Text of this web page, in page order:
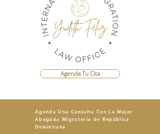
Agenda Tu Cita
Agenda Una Consulta Con La Mejor
Abogada Migratoria de República
Dominicana